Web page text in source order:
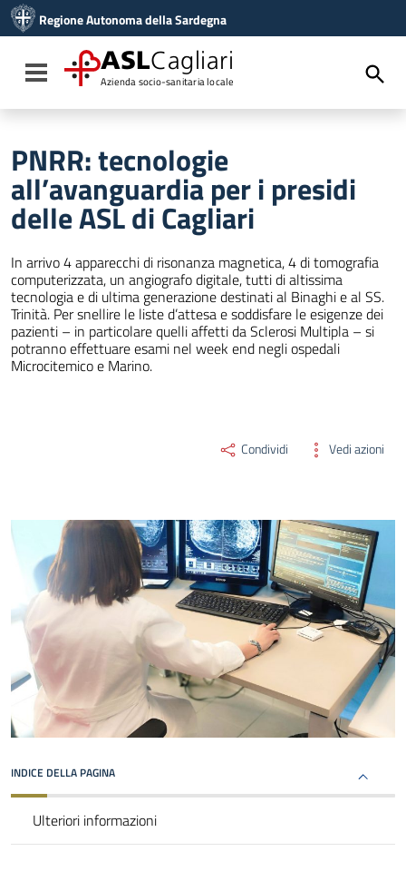
Vai al menu di navigazione
Vai al footer
Regione Autonoma della Sardegna
Toggle navigation
ASLCagliari
Azienda socio-sanitaria locale
PNRR: tecnologie
all’avanguardia per i presidi
delle ASL di Cagliari
In arrivo 4 apparecchi di risonanza magnetica, 4 di tomografia
computerizzata, un angiografo digitale, tutti di altissima
tecnologia e di ultima generazione destinati al Binaghi e al SS.
Trinità. Per snellire le liste d’attesa e soddisfare le esigenze dei
pazienti – in particolare quelli affetti da Sclerosi Multipla – si
potranno effettuare esami nel week end negli ospedali
Microcitemico e Marino.
Condividi Vedi azioni
INDICE DELLA PAGINA
Ulteriori informazioni